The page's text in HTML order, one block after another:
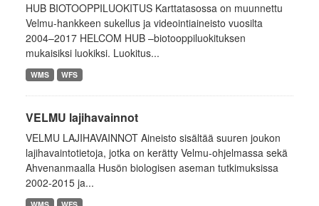
HUB BIOTOOPPILUOKITUS Karttatasossa on muunnettu
Velmu-hankkeen sukellus ja videointiaineisto vuosilta
2004–2017 HELCOM HUB –biotooppiluokituksen
mukaisiksi luokiksi. Luokitus...
WMS WFS
VELMU lajihavainnot
VELMU LAJIHAVAINNOT Aineisto sisältää suuren joukon
lajihavaintotietoja, jotka on kerätty Velmu-ohjelmassa sekä
Ahvenanmaalla Husön biologisen aseman tutkimuksissa
2002-2015 ja...